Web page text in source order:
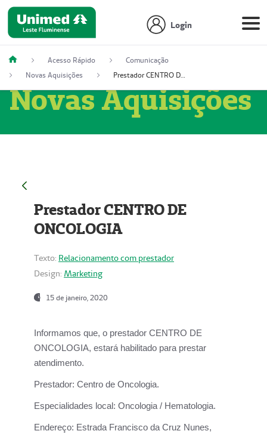
Login
Acesso Rápido
Comunicação
Novas Aquisições
Prestador CENTRO DE ONCOLOGIA
Novas Aquisições
Prestador CENTRO DE
ONCOLOGIA
Texto: Relacionamento com prestador
Design: Marketing
15 de janeiro, 2020
Informamos que, o prestador CENTRO DE
ONCOLOGIA, estará habilitado para prestar
atendimento.
Prestador: Centro de Oncologia.
Especialidades local: Oncologia / Hematologia.
Endereço: Estrada Francisco da Cruz Nunes,